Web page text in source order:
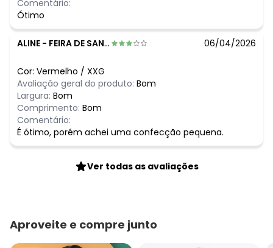
Comentário:
Ótimo
ALINE - FEIRA DE SANTANA - BA 06/04/2026
Cor: Vermelho / XXG
Avaliação geral do produto: Bom
Largura: Bom
Comprimento: Bom
Comentário:
É ótimo, porém achei uma confecção pequena.
Ver todas as avaliações
Aproveite e compre junto